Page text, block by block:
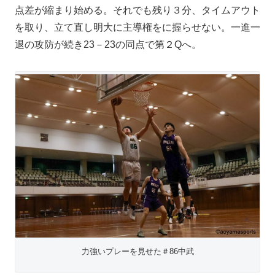
点差が縮まり始める。それでも残り３分、タイムアウト
を取り、立て直し明大に主導権をに握らせない。一進一
退の攻防が続き23－23の同点で第２Qへ。
力強いプレーを見せた＃86中武